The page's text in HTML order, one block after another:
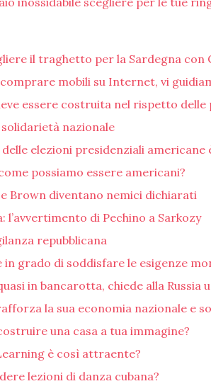
il traghetto per la Sardegna con
mobili su Internet, vi
essere costruita nel rispetto delle
nazionale
elezioni presidenziali americane
possiamo essere americani?
Brown diventano nemici dichiarati
l’avvertimento di Pechino a Sarkozy
repubblicana
in grado di soddisfare le esigenze
in bancarotta, chiede alla Russia
la sua economia nazionale e
una casa a tua immagine?
è così attraente?
lezioni di danza cubana?